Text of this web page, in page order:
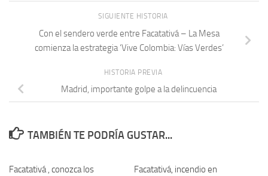
SIGUIENTE HISTORIA
Con el sendero verde entre Facatativá – La Mesa
comienza la estrategia ‘Vive Colombia: Vías Verdes’
HISTORIA PREVIA
Madrid, importante golpe a la delincuencia
TAMBIÉN TE PODRÍA GUSTAR...
Facatativá , conozca los
Facatativá, incendio en